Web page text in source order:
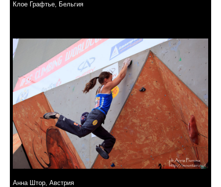
Клое Графтье, Бельгия
Анна Штор, Австрия